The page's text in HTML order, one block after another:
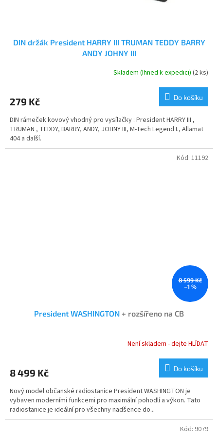
DIN držák President HARRY III TRUMAN TEDDY BARRY
ANDY JOHNY III
Skladem (Ihned k expedici) (2 ks)
279 Kč Do košíku
DIN rámeček kovový vhodný pro vysílačky : President HARRY III ,
TRUMAN , TEDDY, BARRY, ANDY, JOHNY III, M-Tech Legend I., Allamat
404 a další.
8 599 Kč
–1 %
President WASHINGTON + rozšířeno na CB
je
z
5
hvězdiček.
Není skladem - dejte HLÍDAT
8 499 Kč Do košíku
Nový model občanské radiostanice President WASHINGTON je
vybaven moderními funkcemi pro maximální pohodlí a výkon. Tato
radiostanice je ideální pro všechny nadšence do...
Kód: 11192
Kód: 9079